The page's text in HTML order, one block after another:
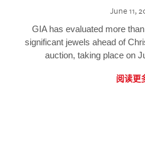
June 11,
GIA has evaluated more
significant jewels ahead of
auction, taking place on
阅读更